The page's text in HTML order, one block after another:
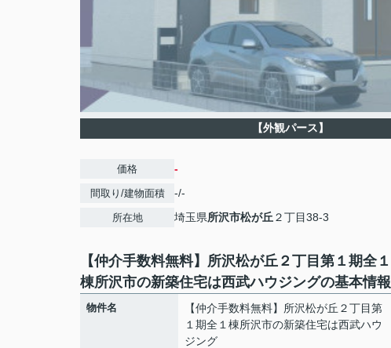
【外観パース】
価格 -
間取り/建物面積 -/-
所在地 埼玉県所沢市松が丘 ２丁目38-3
【仲介手数料無料】所沢松が丘２丁目第１期全１
棟所沢市の新築住宅は西武ハウジングの基本情報
物件名
【仲介手数料無料】所沢松が丘２丁目第
１期全１棟所沢市の新築住宅は西武ハウ
ジング